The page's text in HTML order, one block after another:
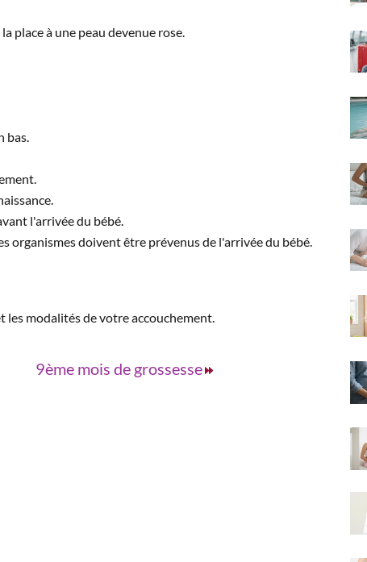
place à une peau devenue rose.
bas.
l'arrivée du bébé.
organismes doivent être prévenus de l'arrivée du bébé.
les modalités de votre accouchement.
9ème mois de grossesse